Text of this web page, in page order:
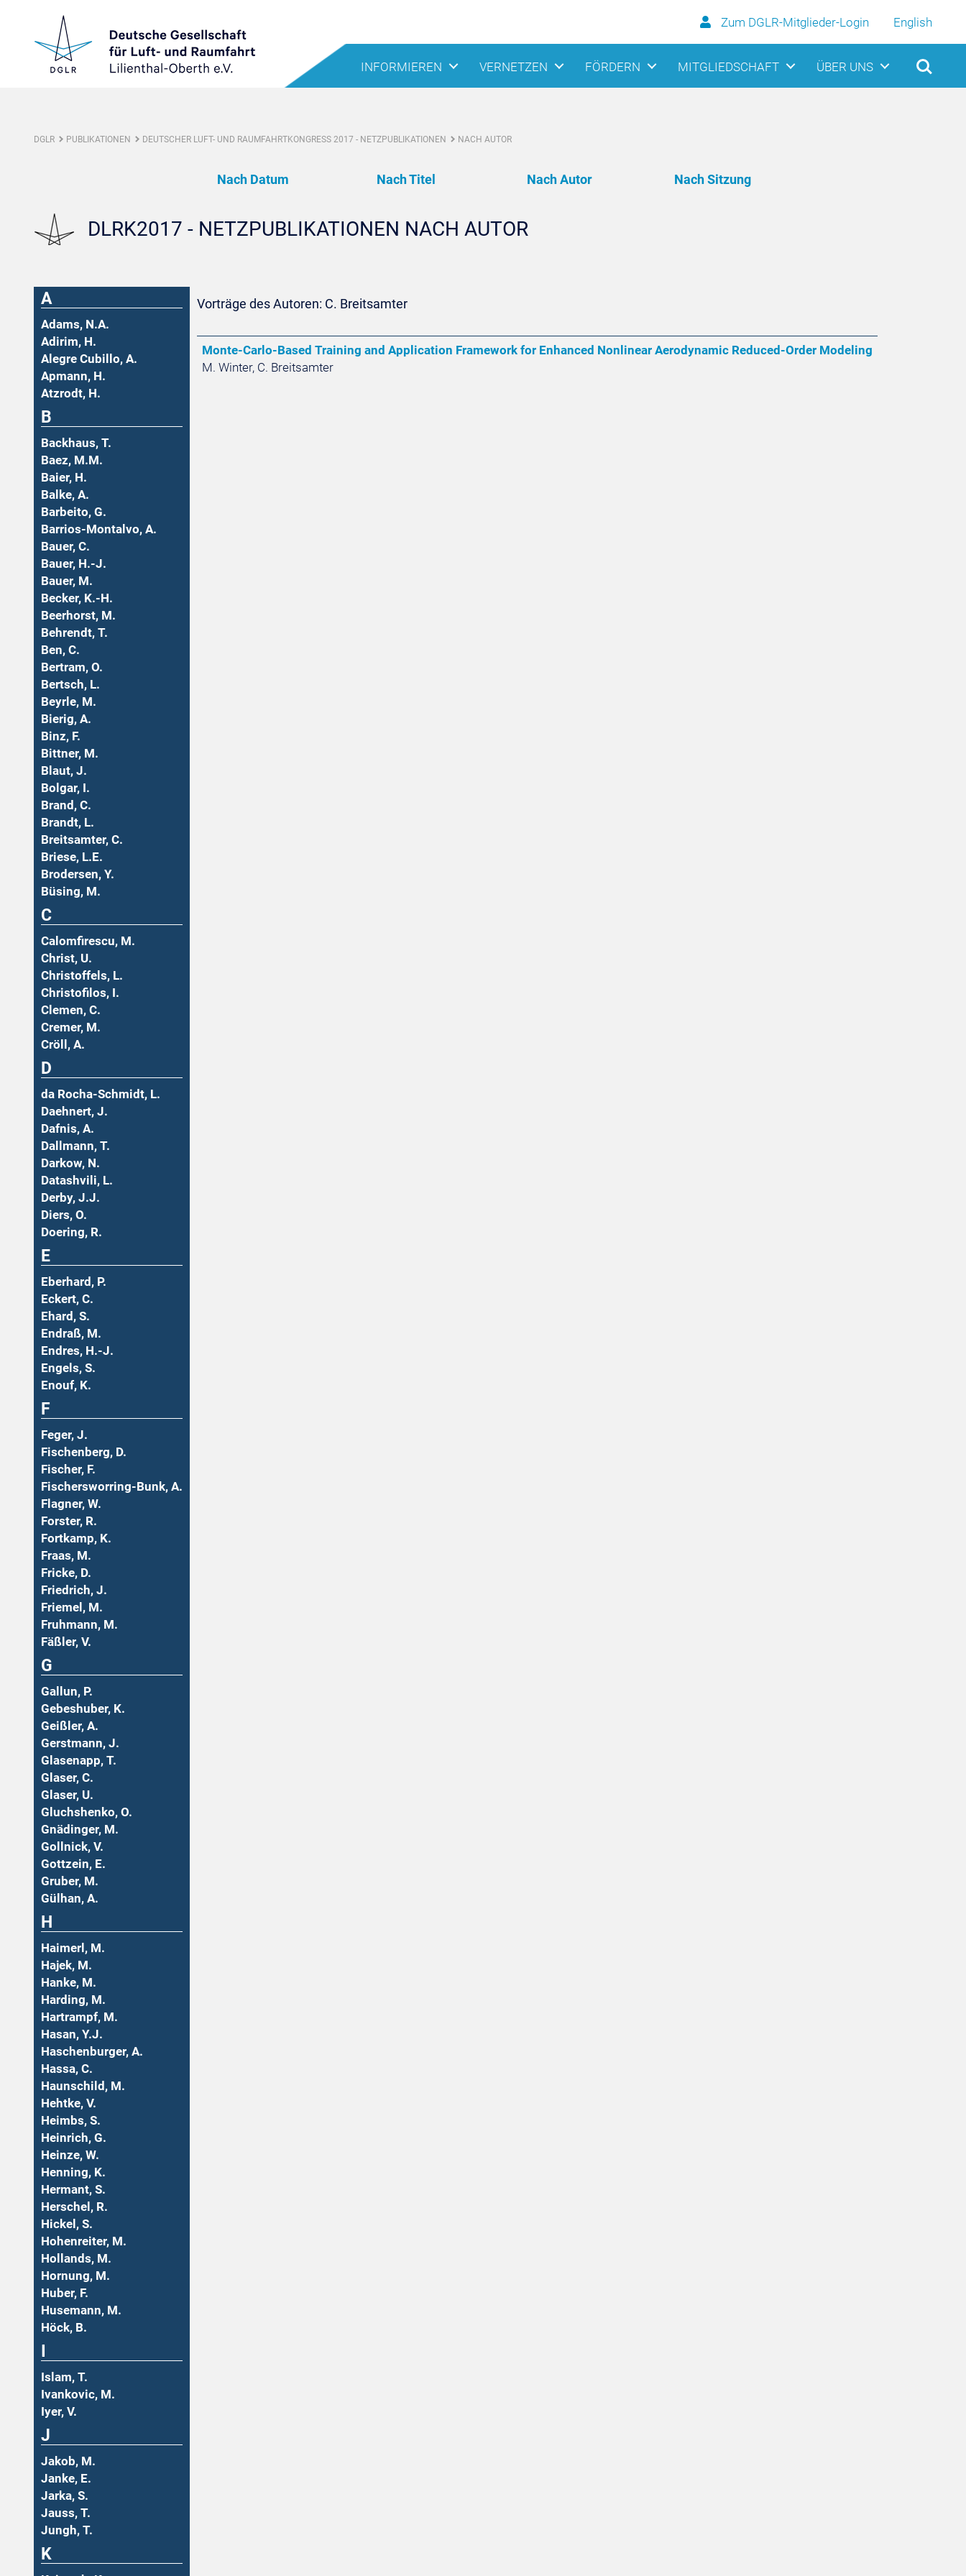
Zum DGLR-Mitglieder-Login English
INFORMIEREN VERNETZEN FÖRDERN MITGLIEDSCHAFT ÜBER UNS
DGLR PUBLIKATIONEN DEUTSCHER LUFT- UND RAUMFAHRTKONGRESS 2017 - NETZPUBLIKATIONEN NACH AUTOR
Nach Datum Nach Titel Nach Autor Nach Sitzung
DLRK2017 - NETZPUBLIKATIONEN NACH AUTOR
A
Adams, N.A.
Adirim, H.
Alegre Cubillo, A.
Apmann, H.
Atzrodt, H.
B
Backhaus, T.
Baez, M.M.
Baier, H.
Balke, A.
Barbeito, G.
Barrios-Montalvo, A.
Bauer, C.
Bauer, H.-J.
Bauer, M.
Becker, K.-H.
Beerhorst, M.
Behrendt, T.
Ben, C.
Bertram, O.
Bertsch, L.
Beyrle, M.
Bierig, A.
Binz, F.
Bittner, M.
Blaut, J.
Bolgar, I.
Brand, C.
Brandt, L.
Breitsamter, C.
Briese, L.E.
Brodersen, Y.
Büsing, M.
C
Calomfirescu, M.
Christ, U.
Christoffels, L.
Christofilos, I.
Clemen, C.
Cremer, M.
Cröll, A.
D
da Rocha-Schmidt, L.
Daehnert, J.
Dafnis, A.
Dallmann, T.
Darkow, N.
Datashvili, L.
Derby, J.J.
Diers, O.
Doering, R.
E
Eberhard, P.
Eckert, C.
Ehard, S.
Endraß, M.
Endres, H.-J.
Engels, S.
Enouf, K.
F
Feger, J.
Fischenberg, D.
Fischer, F.
Fischersworring-Bunk, A.
Flagner, W.
Forster, R.
Fortkamp, K.
Fraas, M.
Fricke, D.
Friedrich, J.
Friemel, M.
Fruhmann, M.
Fäßler, V.
G
Gallun, P.
Gebeshuber, K.
Geißler, A.
Gerstmann, J.
Glasenapp, T.
Glaser, C.
Glaser, U.
Gluchshenko, O.
Gnädinger, M.
Gollnick, V.
Gottzein, E.
Gruber, M.
Gülhan, A.
H
Haimerl, M.
Hajek, M.
Hanke, M.
Harding, M.
Hartrampf, M.
Hasan, Y.J.
Haschenburger, A.
Hassa, C.
Haunschild, M.
Hehtke, V.
Heimbs, S.
Heinrich, G.
Heinze, W.
Henning, K.
Hermant, S.
Herschel, R.
Hickel, S.
Hohenreiter, M.
Hollands, M.
Hornung, M.
Huber, F.
Husemann, M.
Höck, B.
Islam, T.
Ivankovic, M.
Iyer, V.
J
Jakob, M.
Janke, E.
Jarka, S.
Jauss, T.
Jungh, T.
K
Vorträge des Autoren: C. Breitsamter
Monte-Carlo-Based Training and Application Framework for Enhanced Nonlinear Aerodynamic Reduced-Order Modeling
M. Winter, C. Breitsamter